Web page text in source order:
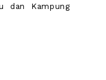
dan Kampung